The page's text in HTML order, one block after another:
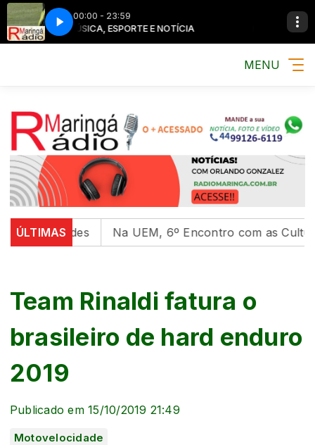
00:00 - 23:59
MÚSICA, ESPORTE E NOTÍCIA MÚSICA, ESPORTE E
MENU
ÚLTIMAS Na UEM, 6º Encontro com as Culturas
Team Rinaldi fatura o
brasileiro de hard enduro
2019
Publicado em 15/10/2019 21:49
Motovelocidade